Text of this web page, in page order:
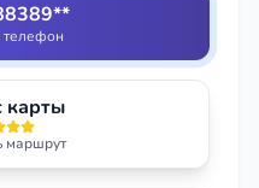
телефон
карты
маршрут